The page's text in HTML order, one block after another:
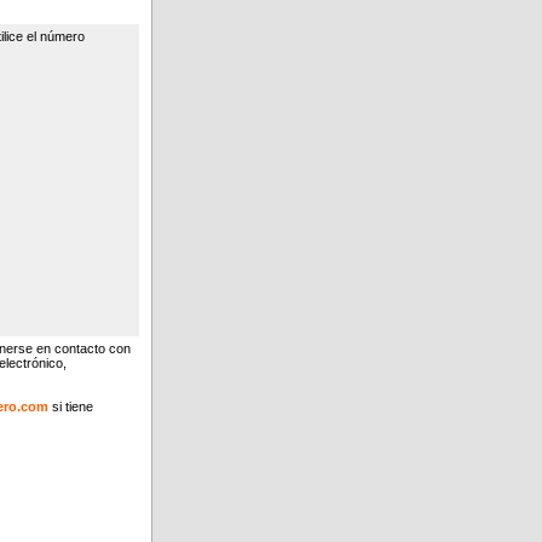
el número
en contacto con
si tiene